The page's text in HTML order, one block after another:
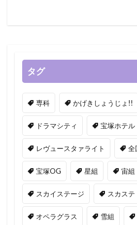
タグ
専科 かげきしょうじょ!!
ドラマシティ 宝塚ホテル
レヴュースタァライト 全
宝塚OG 星組 宙組
スカイステージ スカステ
オペラグラス 雪組